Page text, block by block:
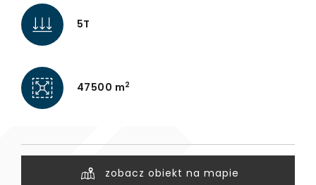
5T
47500 m2
zobacz obiekt na mapie